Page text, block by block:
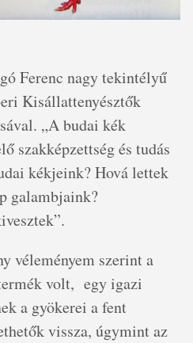
Ferenc nagy tekintélyű
Kisállattenyésztők
„A budai kék
szakképzettség és tudás
kékjeink? Hová lettek
galambjaink?
véleményem szerint a
volt, egy igazi
a gyökerei a fent
vissza, úgymint az